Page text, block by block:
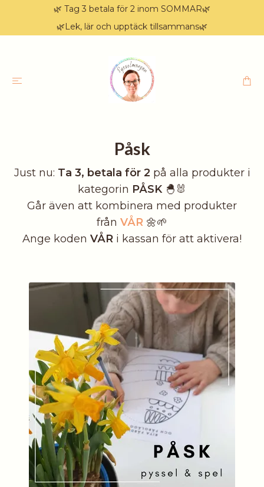
🌿 Tag 3 betala för 2 inom SOMMAR🌿
🌿Lek, lär och upptäck tillsammans🌿
Påsk
Just nu: Ta 3, betala för 2 på alla produkter i
kategorin PÅSK 🐣🐰
Går även att kombinera med produkter
från VÅR 🌼🌱
Ange koden VÅR i kassan för att aktivera!